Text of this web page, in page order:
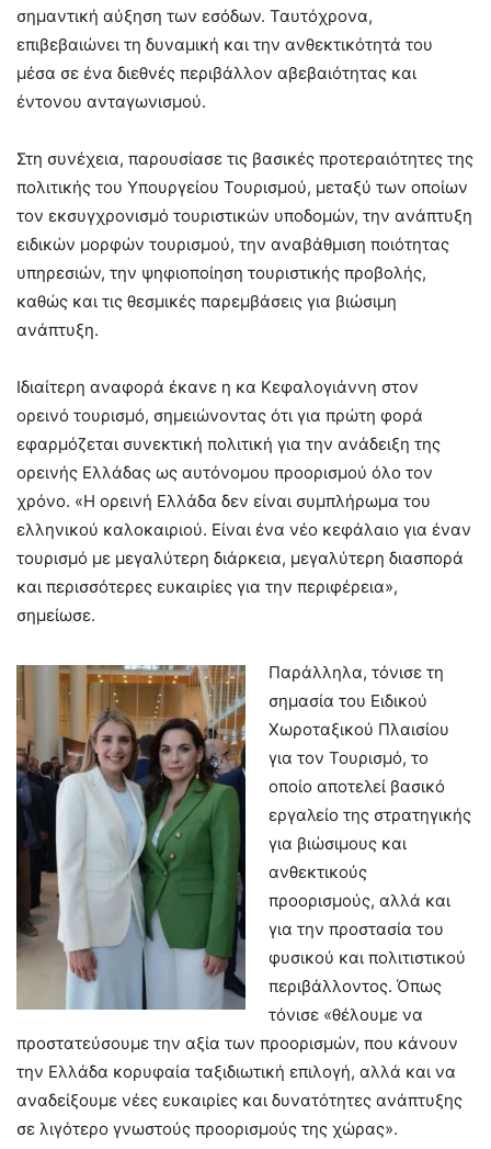
σημαντική αύξηση των εσόδων. Ταυτόχρονα,
επιβεβαιώνει τη δυναμική και την ανθεκτικότητά του
μέσα σε ένα διεθνές περιβάλλον αβεβαιότητας και
έντονου ανταγωνισμού.
Στη συνέχεια, παρουσίασε τις βασικές προτεραιότητες της
πολιτικής του Υπουργείου Τουρισμού, μεταξύ των οποίων
τον εκσυγχρονισμό τουριστικών υποδομών, την ανάπτυξη
ειδικών μορφών τουρισμού, την αναβάθμιση ποιότητας
υπηρεσιών, την ψηφιοποίηση τουριστικής προβολής,
καθώς και τις θεσμικές παρεμβάσεις για βιώσιμη
ανάπτυξη.
Ιδιαίτερη αναφορά έκανε η κα Κεφαλογιάννη στον
ορεινό τουρισμό, σημειώνοντας ότι για πρώτη φορά
εφαρμόζεται συνεκτική πολιτική για την ανάδειξη της
ορεινής Ελλάδας ως αυτόνομου προορισμού όλο τον
χρόνο. «Η ορεινή Ελλάδα δεν είναι συμπλήρωμα του
ελληνικού καλοκαιριού. Είναι ένα νέο κεφάλαιο για έναν
τουρισμό με μεγαλύτερη διάρκεια, μεγαλύτερη διασπορά
και περισσότερες ευκαιρίες για την περιφέρεια»,
σημείωσε.
Παράλληλα, τόνισε τη
σημασία του Ειδικού
Χωροταξικού Πλαισίου
για τον Τουρισμό, το
οποίο αποτελεί βασικό
εργαλείο της στρατηγικής
για βιώσιμους και
ανθεκτικούς
προορισμούς, αλλά και
για την προστασία του
φυσικού και πολιτιστικού
περιβάλλοντος. Όπως
τόνισε «θέλουμε να
προστατεύσουμε την αξία των προορισμών, που κάνουν
την Ελλάδα κορυφαία ταξιδιωτική επιλογή, αλλά και να
αναδείξουμε νέες ευκαιρίες και δυνατότητες ανάπτυξης
σε λιγότερο γνωστούς προορισμούς της χώρας».